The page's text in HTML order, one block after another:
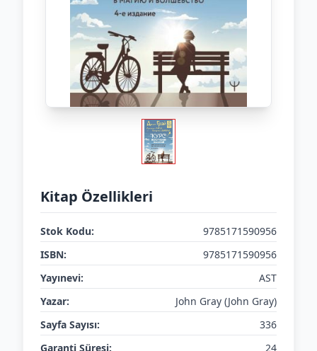
Kitap Özellikleri
Stok Kodu:
9785171590956
ISBN:
9785171590956
Yayınevi:
AST
Yazar:
John Gray (John Gray)
Sayfa Sayısı:
336
Garanti Süresi:
24